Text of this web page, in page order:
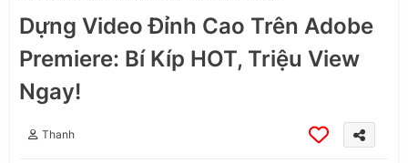
Dựng Video Đỉnh Cao Trên Adobe
Premiere: Bí Kíp HOT, Triệu View
Ngay!
Thanh